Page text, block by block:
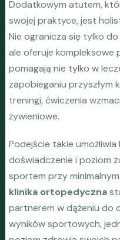
Dodatkowym atutem,
swojej praktyce, jest
Nie ogranicza się tylko
ale oferuje kompleksowe
pomagają nie tylko w
zapobieganiu przyszłym
treningi, ćwiczenia
żywieniowe.
Podejście takie
doświadczenie i poziom
sportem przy
klinika ortopedyczna
partnerem w dążeniu do
wyników sportowych,